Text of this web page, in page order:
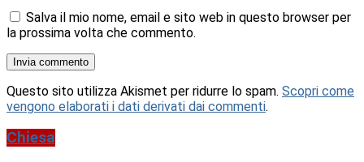
Salva il mio nome, email e sito web in questo browser per
la prossima volta che commento.
Questo sito utilizza Akismet per ridurre lo spam. Scopri come
vengono elaborati i dati derivati dai commenti.
Chiesa